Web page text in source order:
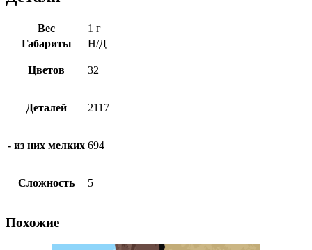
Вес
1 г
Габариты
Н/Д
Цветов 32
Деталей 2117
- из них мелких 694
Сложность 5
Похожие